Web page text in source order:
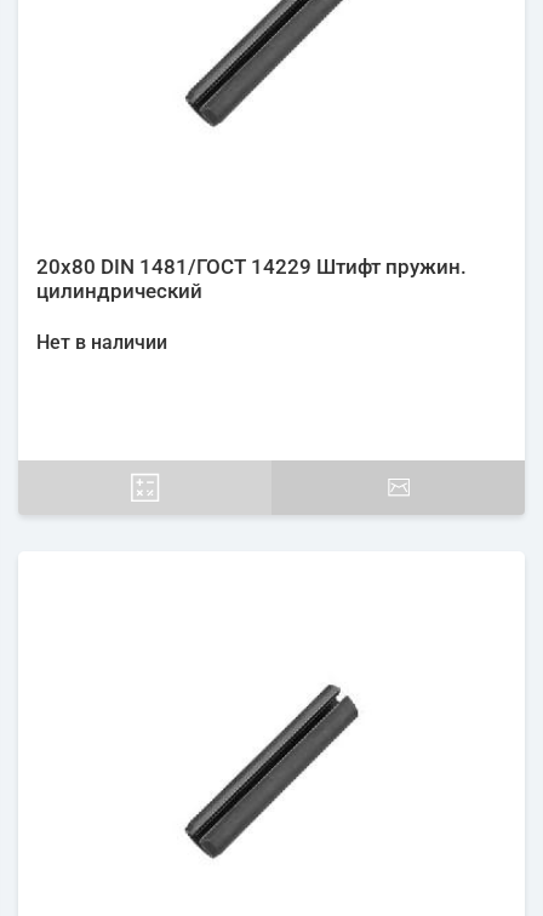
20х80 DIN 1481/ГОСТ 14229 Штифт пружин.
цилиндрический
Нет в наличии